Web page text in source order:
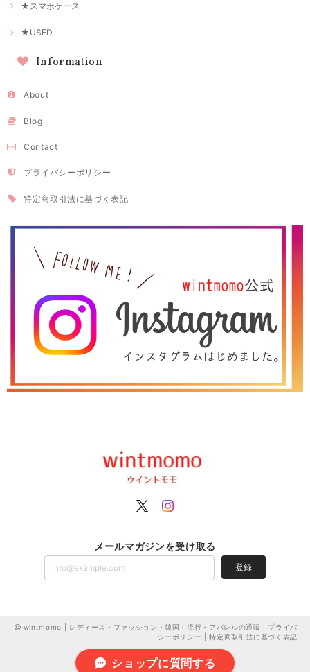
★スマホケース
★USED
Information
About
Blog
Contact
プライバシーポリシー
特定商取引法に基づく表記
メールマガジンを受け取る
登録
wintmomo | レディース・ファッション・韓国・流行・アパレルの通販 | プライバ
シーポリシー
|特定商取引法に基づく表記
ショップに質問する